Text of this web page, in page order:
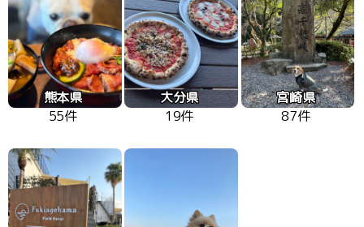
熊本県
55件
大分県
19件
宮崎県
87件